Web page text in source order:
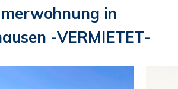
in
-VERMIETET-